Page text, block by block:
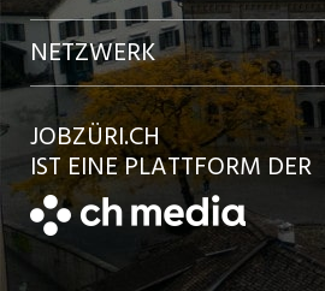
Jobs in der Stadt Winterthur
Jobs in der Stadt Bülach
Jobs in der Stadt Uster
Jobs in der Stadt Horgen
Festanstellungen
Inserat aufgeben
Kundenlogin
Schnittstelle
Team
Ratgeber
AGB
Datenschutzerklärung
Nutzungsbedingungen
NETZWERK
jobbasel.ch
jobbern.ch
jobmittelland.ch
JOBZÜRI.CH
IST EINE PLATTFORM DER